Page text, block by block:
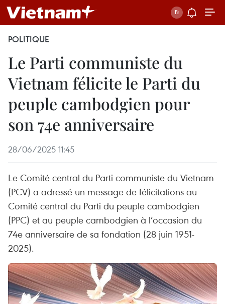
POLITIQUE
Le Parti communiste du
Vietnam félicite le Parti du
peuple cambodgien pour
son 74e anniversaire
28/06/2025 11:45
Le Comité central du Parti communiste du Vietnam
(PCV) a adressé un message de félicitations au
Comité central du Parti du peuple cambodgien
(PPC) et au peuple cambodgien à l’occasion du
74e anniversaire de sa fondation (28 juin 1951-
2025).